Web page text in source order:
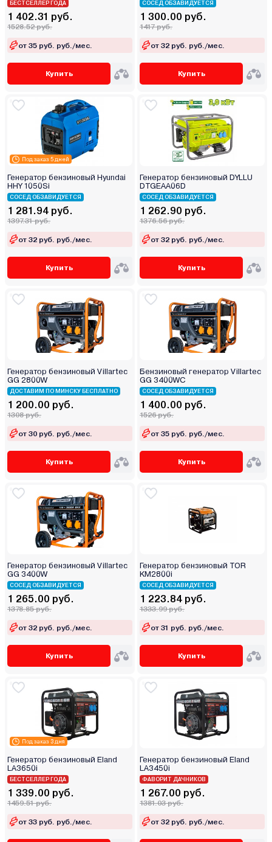
БЕСТСЕЛЛЕР ГОДА
1 402.31 руб.
1528.52 руб.
от 35 руб. руб./мес.
Купить
СОСЕД ОБЗАВИДУЕТСЯ
1 300.00 руб.
1417 руб.
от 32 руб. руб./мес.
Купить
Под заказ 5 дней
Генератор бензиновый Hyundai
HHY 1050Si
СОСЕД ОБЗАВИДУЕТСЯ
1 281.94 руб.
1397.31 руб.
от 32 руб. руб./мес.
Купить
Генератор бензиновый DYLLU
DTGEAA06D
СОСЕД ОБЗАВИДУЕТСЯ
1 262.90 руб.
1376.56 руб.
от 32 руб. руб./мес.
Купить
Генератор бензиновый Villartec
GG 2800W
ДОСТАВИМ ПО МИНСКУ БЕСПЛАТНО
1 200.00 руб.
1308 руб.
от 30 руб. руб./мес.
Купить
Бензиновый генератор Villartec
GG 3400WC
СОСЕД ОБЗАВИДУЕТСЯ
1 400.00 руб.
1526 руб.
от 35 руб. руб./мес.
Купить
Генератор бензиновый Villartec
GG 3400W
СОСЕД ОБЗАВИДУЕТСЯ
1 265.00 руб.
1378.85 руб.
от 32 руб. руб./мес.
Купить
Генератор бензиновый TOR
KM2800i
СОСЕД ОБЗАВИДУЕТСЯ
1 223.84 руб.
1333.99 руб.
от 31 руб. руб./мес.
Купить
Под заказ 3 дня
Генератор бензиновый Eland
LA3650i
БЕСТСЕЛЛЕР ГОДА
1 339.00 руб.
1459.51 руб.
от 33 руб. руб./мес.
Генератор бензиновый Eland
LA3450i
ФАВОРИТ ДАЧНИКОВ
1 267.00 руб.
1381.03 руб.
от 32 руб. руб./мес.